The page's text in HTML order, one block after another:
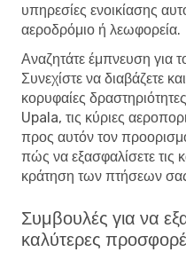
υπηρεσίες ενοικίασης
αεροδρόμιο ή λεωφορεία.
Αναζητάτε έμπνευση για
Συνεχίστε να διαβάζετε
κορυφαίες
Upala, τις κύριες
προς αυτόν τον
πώς να εξασφαλίσετε τις
κράτηση των πτήσεων
Συμβουλές για να
καλύτερες